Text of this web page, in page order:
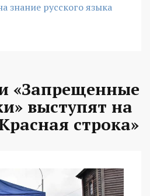
знание русского языка
«Запрещенные
выступят на
строка»